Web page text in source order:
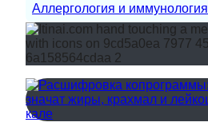
Аллергология и иммунология